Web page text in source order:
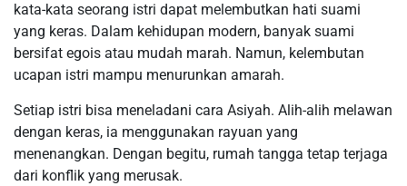
kata-kata seorang istri dapat melembutkan hati suami
yang keras. Dalam kehidupan modern, banyak suami
bersifat egois atau mudah marah. Namun, kelembutan
ucapan istri mampu menurunkan amarah.
Setiap istri bisa meneladani cara Asiyah. Alih-alih melawan
dengan keras, ia menggunakan rayuan yang
menenangkan. Dengan begitu, rumah tangga tetap terjaga
dari konflik yang merusak.